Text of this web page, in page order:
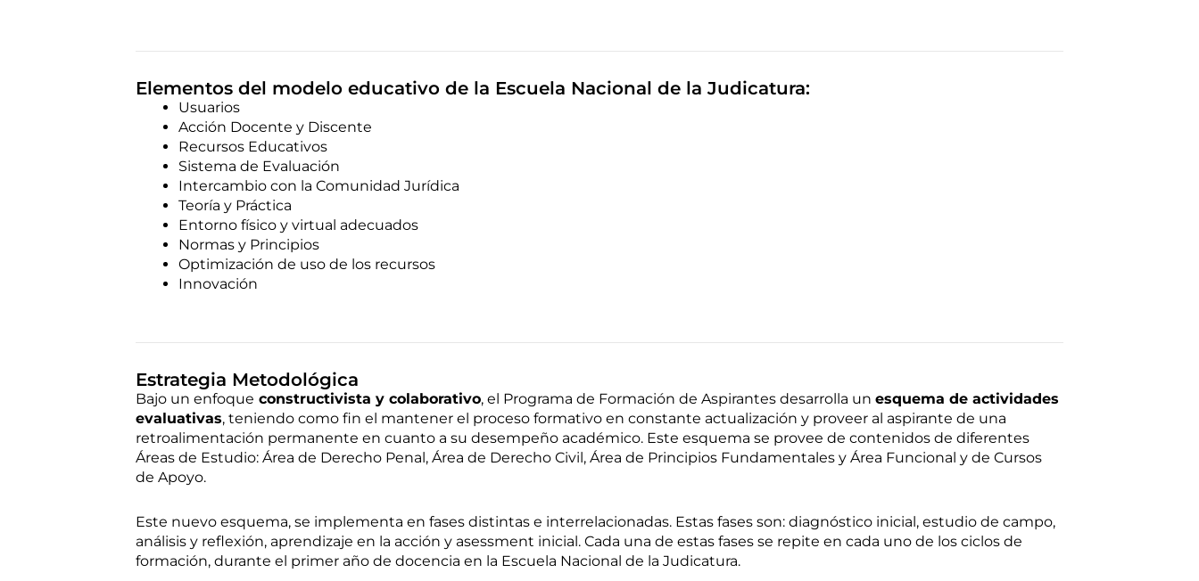
Elementos del modelo educativo de la Escuela Nacional de la Judicatura:
Usuarios
Acción Docente y Discente
Recursos Educativos
Sistema de Evaluación
Intercambio con la Comunidad Jurídica
Teoría y Práctica
Entorno físico y virtual adecuados
Normas y Principios
Optimización de uso de los recursos
Innovación
Estrategia Metodológica
Bajo un enfoque constructivista y colaborativo, el Programa de Formación de Aspirantes desarrolla un esquema de actividades
evaluativas, teniendo como fin el mantener el proceso formativo en constante actualización y proveer al aspirante de una
retroalimentación permanente en cuanto a su desempeño académico. Este esquema se provee de contenidos de diferentes
Áreas de Estudio: Área de Derecho Penal, Área de Derecho Civil, Área de Principios Fundamentales y Área Funcional y de Cursos
de Apoyo.
Este nuevo esquema, se implementa en fases distintas e interrelacionadas. Estas fases son: diagnóstico inicial, estudio de campo,
análisis y reflexión, aprendizaje en la acción y asessment inicial. Cada una de estas fases se repite en cada uno de los ciclos de
formación, durante el primer año de docencia en la Escuela Nacional de la Judicatura.